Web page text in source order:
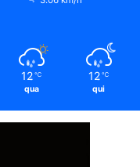
12 ℃
qua
12 ℃
qui